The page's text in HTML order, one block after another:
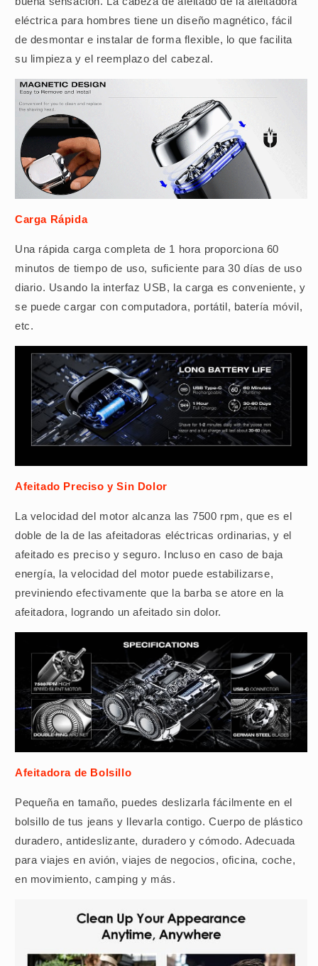
eléctrica para hombres tiene un diseño magnético, fácil
de desmontar e instalar de forma flexible, lo que facilita
su limpieza y el reemplazo del cabezal.
Carga Rápida
Una rápida carga completa de 1 hora proporciona 60
minutos de tiempo de uso, suficiente para 30 días de uso
diario. Usando la interfaz USB, la carga es conveniente, y
se puede cargar con computadora, portátil, batería móvil,
etc.
Afeitado Preciso y Sin Dolor
La velocidad del motor alcanza las 7500 rpm, que es el
doble de la de las afeitadoras eléctricas ordinarias, y el
afeitado es preciso y seguro. Incluso en caso de baja
energía, la velocidad del motor puede estabilizarse,
previniendo efectivamente que la barba se atore en la
afeitadora, logrando un afeitado sin dolor.
Afeitadora de Bolsillo
Pequeña en tamaño, puedes deslizarla fácilmente en el
bolsillo de tus jeans y llevarla contigo. Cuerpo de plástico
duradero, antideslizante, duradero y cómodo. Adecuada
para viajes en avión, viajes de negocios, oficina, coche,
en movimiento, camping y más.